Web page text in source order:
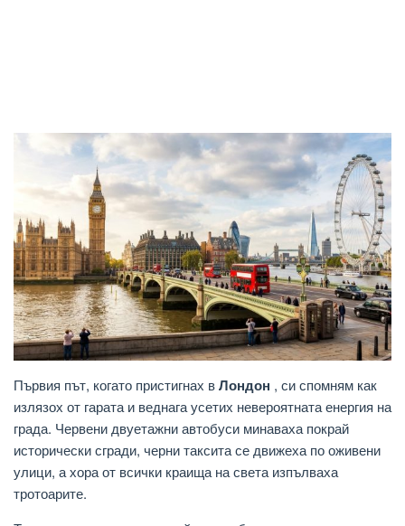
Първия път, когато пристигнах вЛондон , си спомням как
излязох от гарата и веднага усетих невероятната енергия на
града. Червени двуетажни автобуси минаваха покрай
исторически сгради, черни таксита се движеха по оживени
улици, а хора от всички краища на света изпълваха
тротоарите.